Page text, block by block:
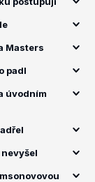
Masters
padl
úvodním